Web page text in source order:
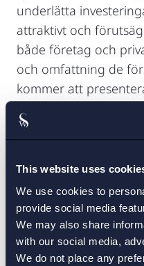
This website uses
We use cookies to
provide social media
We may also share
with our social media,
We do not place any
underlätta
attraktivt och
både företag och
och omfattning de
kommer att
Setterwalls följer
artiklar. I närtid
avseende justerade
beskattningsregler
kan komma att